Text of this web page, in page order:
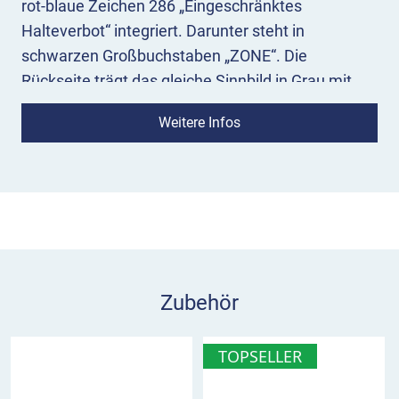
rot-blaue Zeichen 286 „Eingeschränktes
Halteverbot“ integriert. Darunter steht in
schwarzen Großbuchstaben „ZONE“. Die
Rückseite trägt das gleiche Sinnbild in Grau mit
fünf schwarzen Linien, die es von rechts oben
nach links unten durchstreichen.
Be- und Entladen erlaubt, nicht jedoch das Parken.
Zone auf allen öffentlichen Verkehrsflächen, es sei
denn, sie sind durch andere Verkehrszeichen
Weitere Infos
Zubehör
TOPSELLER